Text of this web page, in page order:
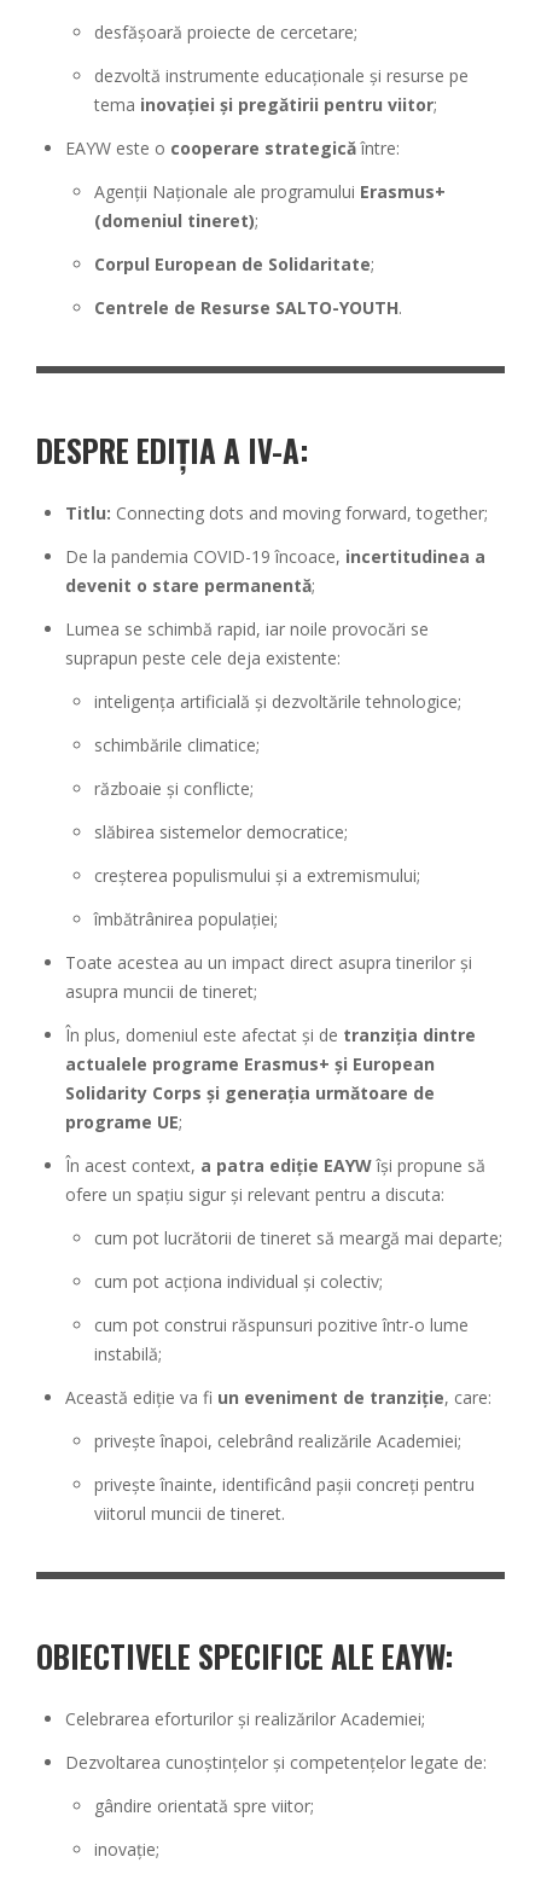
desfășoară proiecte de cercetare;
dezvoltă instrumente educaționale și resurse pe
tema inovației și pregătirii pentru viitor;
EAYW este o cooperare strategicăîntre:
Agenții Naționale ale programului Erasmus+
(domeniul tineret);
Corpul European de Solidaritate;
Centrele de Resurse SALTO-YOUTH.
DESPRE EDIȚIA A IV-A:
Titlu: Connecting dots and moving forward, together;
De la pandemia COVID-19 încoace, incertitudinea a
devenit o stare permanentă;
Lumea se schimbă rapid, iar noile provocări se
suprapun peste cele deja existente:
inteligența artificială și dezvoltările tehnologice;
schimbările climatice;
războaie și conflicte;
slăbirea sistemelor democratice;
creșterea populismului și a extremismului;
îmbătrânirea populației;
Toate acestea au un impact direct asupra tinerilor și
asupra muncii de tineret;
În plus, domeniul este afectat și de tranziția dintre
actualele programe Erasmus+ și European
Solidarity Corps și generația următoare de
programe UE;
În acest context, a patra ediție EAYWîși propune să
ofere un spațiu sigur și relevant pentru a discuta:
cum pot lucrătorii de tineret să meargă mai departe;
cum pot acționa individual și colectiv;
cum pot construi răspunsuri pozitive într-o lume
instabilă;
Această ediție va fi un eveniment de tranziție, care:
privește înapoi, celebrând realizările Academiei;
privește înainte, identificând pașii concreți pentru
viitorul muncii de tineret.
OBIECTIVELE SPECIFICE ALE EAYW:
Celebrarea eforturilor și realizărilor Academiei;
Dezvoltarea cunoștințelor și competențelor legate de:
gândire orientată spre viitor;
inovație;